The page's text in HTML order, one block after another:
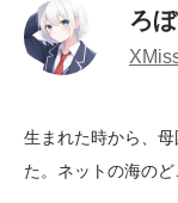
ろ
X
生まれた時から、
た。ネットの海の